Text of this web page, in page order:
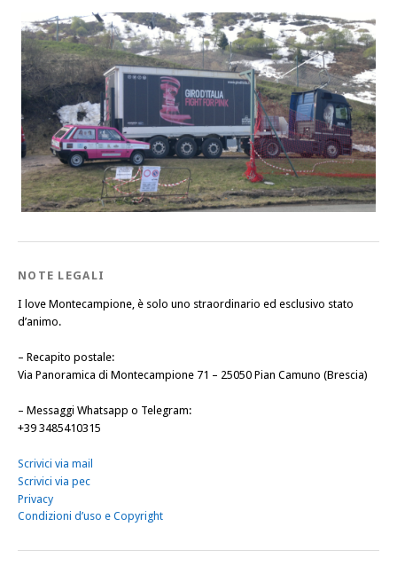
NOTE LEGALI
I love Montecampione, è solo uno straordinario ed esclusivo stato
d’animo.
– Recapito postale:
Via Panoramica di Montecampione 71 – 25050 Pian Camuno (Brescia)
– Messaggi Whatsapp o Telegram:
+39 3485410315
Scrivici via mail
Scrivici via pec
Privacy
Condizioni d’uso e Copyright